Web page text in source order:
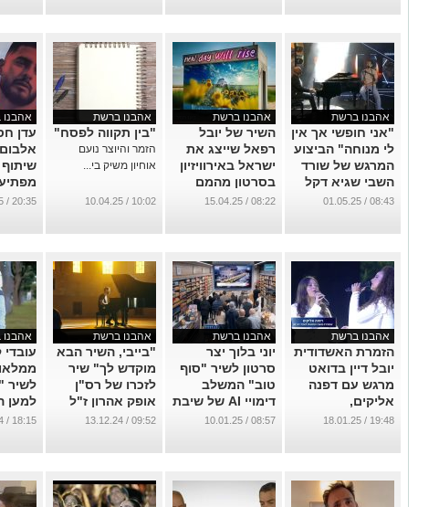
אהבנו ברשת
"אני חופשי אך אין
לי מנוחה" הביצוע
המרגש של שורד
השבי שגיא דקל
חן
08:43 / 01.05.25
אהבנו ברשת
השיר של יובל
רפאל שייצג את
ישראל באירוויזיון
בסרטון מהמם
שנוצר ב-AI ברוח
...
08:22 / 15.04.25
אהבנו ברשת
"בין תקווה לפסח"
הזמר והיוצר נועם
אוחיון משיק בי...
10:02 / 10.04.25
עדן
"על
20:35 / 10.02.25
אהבנו ברשת
הזמרת האשדודית
יובל דיין בדואט
מרגש עם דפנה
אליקים,
ששוחררה משבי
...
19:48 / 18.01.25
אהבנו ברשת
יוני בלוך יצר
סרטון לשיר "סוף
טוב" המשלב
דימויי AI של שיבת
החטופים ושלום
...
08:57 / 10.01.25
אהבנו ברשת
"בייבי, השיר הבא
מוקדש לך" שיר
לזכרו של רס"ן
אופק אהרון ז"ל
...
09:52 / 13.12.24
עובדי
לשיר
למען
18:15 / 16.11.24